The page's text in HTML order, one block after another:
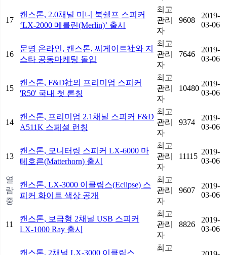
17
캔스톤, 2.0채널 미니 북쉘프 스피커
‘LX-2000 메를린(Merlin)’ 출시
최고
관리
자
9608
2019-
03-06
16
문명 온라인, 캔스톤, 씨게이트社와 지
스타 공동마케팅 돌입
최고
관리
자
7646
2019-
03-06
15
캔스톤, F&D社의 프리미엄 스피커
'R50' 국내 첫 론칭
최고
관리
자
10480
2019-
03-06
14
캔스톤, 프리미엄 2.1채널 스피커 F&D
A511K 스페셜 런칭
최고
관리
자
9374
2019-
03-06
13
캔스톤, 모니터링 스피커 LX-6000 마
테호른(Matterhorn) 출시
최고
관리
자
11115
2019-
03-06
열
람
중
캔스톤, LX-3000 이클립스(Eclipse) 스
피커 화이트 색상 공개
최고
관리
자
9607
2019-
03-06
11
캔스톤, 보급형 2채널 USB 스피커
LX-1000 Ray 출시
최고
관리
자
8826
2019-
03-06
캔스톤, 2채널 LX-3000 이클립스
최고